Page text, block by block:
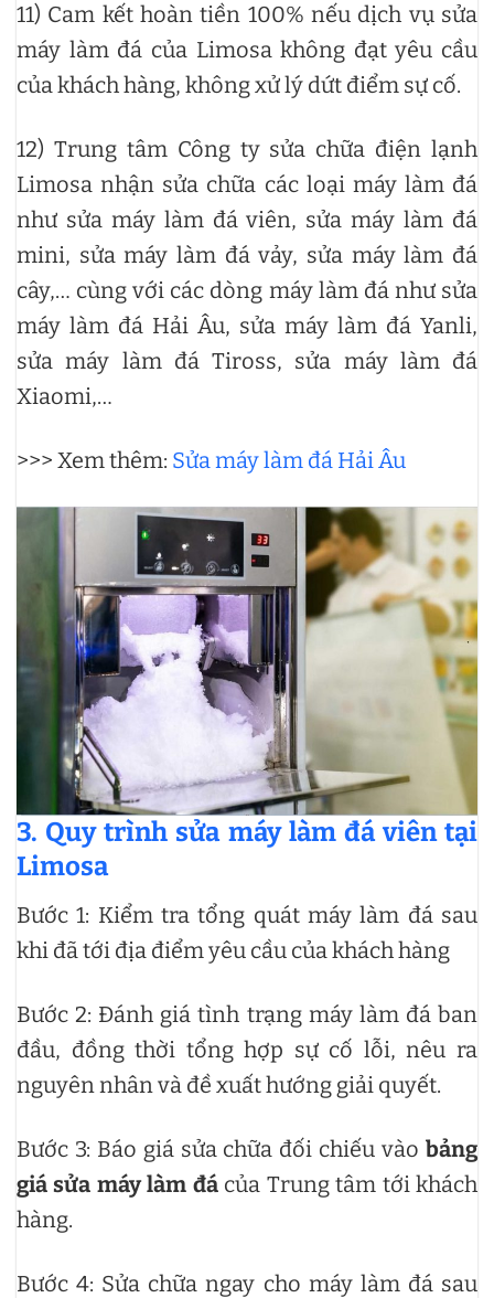
11) Cam kết hoàn tiền 100% nếu dịch vụ sửa
máy làm đá của Limosa không đạt yêu cầu
của khách hàng, không xử lý dứt điểm sự cố.
12) Trung tâm Công ty sửa chữa điện lạnh
Limosa nhận sửa chữa các loại máy làm đá
như sửa máy làm đá viên, sửa máy làm đá
mini, sửa máy làm đá vảy, sửa máy làm đá
cây,… cùng với các dòng máy làm đá như sửa
máy làm đá Hải Âu, sửa máy làm đá Yanli,
sửa máy làm đá Tiross, sửa máy làm đá
Xiaomi,…
>>> Xem thêm: Sửa máy làm đá Hải Âu
3. Quy trình sửa máy làm đá viên tại
Limosa
Bước 1: Kiểm tra tổng quát máy làm đá sau
khi đã tới địa điểm yêu cầu của khách hàng
Bước 2: Đánh giá tình trạng máy làm đá ban
đầu, đồng thời tổng hợp sự cố lỗi, nêu ra
nguyên nhân và đề xuất hướng giải quyết.
Bước 3: Báo giá sửa chữa đối chiếu vào bảng
giá sửa máy làm đácủa Trung tâm tới khách
hàng.
Bước 4: Sửa chữa ngay cho máy làm đá sau